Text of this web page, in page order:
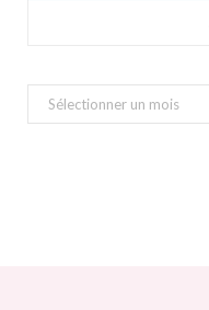
Archives